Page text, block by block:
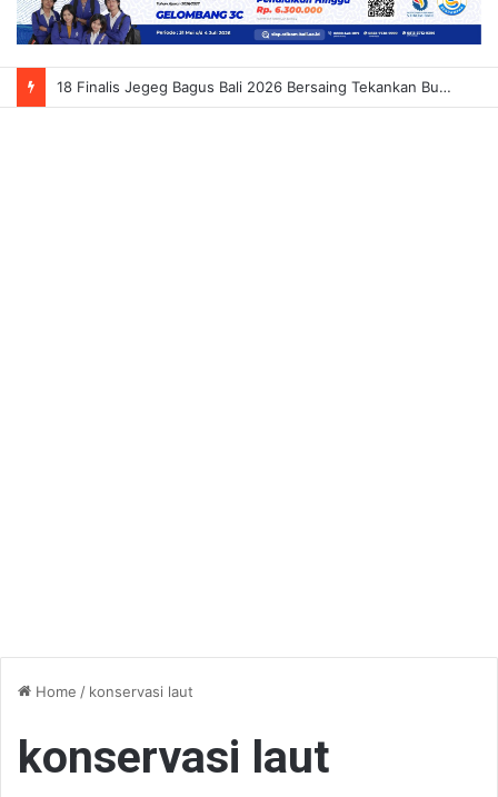
18 Finalis Jegeg Bagus Bali 2026 Bersaing Tekankan Budaya Dan Pariwisata Berkelanjutan
Home / konservasi laut
konservasi laut